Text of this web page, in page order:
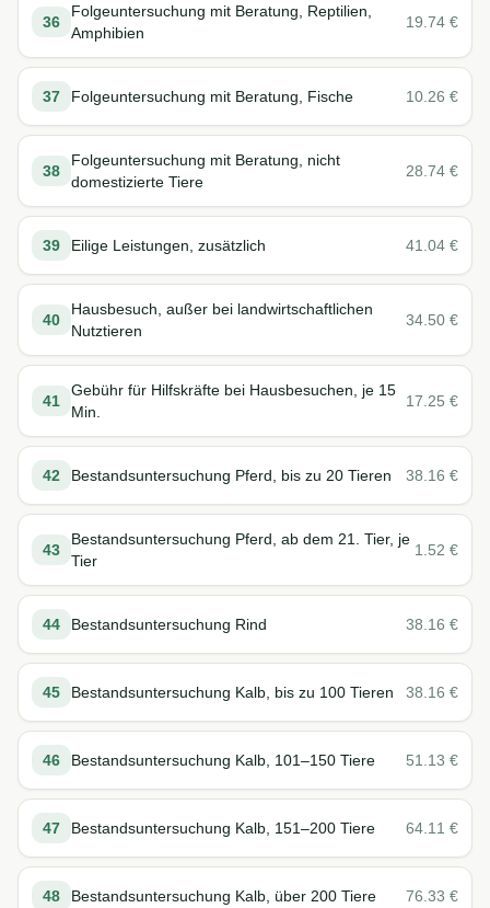
36
Folgeuntersuchung mit Beratung, Reptilien,
Amphibien
19.74 €
37 Folgeuntersuchung mit Beratung, Fische 10.26 €
38
Folgeuntersuchung mit Beratung, nicht
domestizierte Tiere
28.74 €
39 Eilige Leistungen, zusätzlich 41.04 €
40
Hausbesuch, außer bei landwirtschaftlichen
Nutztieren
34.50 €
41
Gebühr für Hilfskräfte bei Hausbesuchen, je 15
Min.
17.25 €
42 Bestandsuntersuchung Pferd, bis zu 20 Tieren 38.16 €
43
Bestandsuntersuchung Pferd, ab dem 21. Tier, je
Tier
1.52 €
44 Bestandsuntersuchung Rind 38.16 €
45 Bestandsuntersuchung Kalb, bis zu 100 Tieren 38.16 €
46 Bestandsuntersuchung Kalb, 101–150 Tiere 51.13 €
47 Bestandsuntersuchung Kalb, 151–200 Tiere 64.11 €
48 Bestandsuntersuchung Kalb, über 200 Tiere 76.33 €